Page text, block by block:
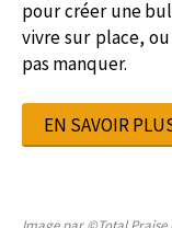
pour créer une
vivre sur place,
pas manquer.
EN SAVOIR